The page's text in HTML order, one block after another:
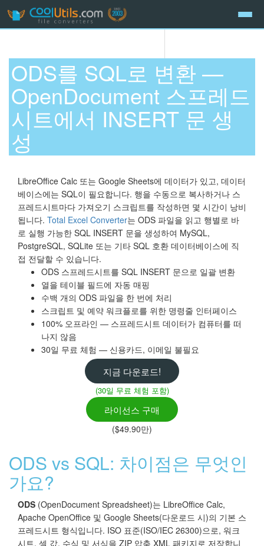
ODS를 SQL로 변환 —
OpenDocument 스프레드
시트에서 INSERT 문 생
성
LibreOffice Calc 또는 Google Sheets에 데이터가 있고, 데이터
베이스에는 SQL이 필요합니다. 행을 수동으로 복사하거나 스
프레드시트마다 가져오기 스크립트를 작성하면 몇 시간이 낭비
됩니다. Total Excel Converter는 ODS 파일을 읽고 행별로 바
로 실행 가능한 SQL INSERT 문을 생성하여 MySQL,
PostgreSQL, SQLite 또는 기타 SQL 호환 데이터베이스에 직
접 전달할 수 있습니다.
ODS 스프레드시트를 SQL INSERT 문으로 일괄 변환
열을 테이블 필드에 자동 매핑
수백 개의 ODS 파일을 한 번에 처리
스크립트 및 예약 워크플로를 위한 명령줄 인터페이스
100% 오프라인 — 스프레드시트 데이터가 컴퓨터를 떠
나지 않음
30일 무료 체험 — 신용카드, 이메일 불필요
지금 다운로드!
(30일 무료 체험 포함)
라이선스 구매
($49.90만)
ODS vs SQL: 차이점은 무엇인
가요?
ODS (OpenDocument Spreadsheet)는 LibreOffice Calc,
Apache OpenOffice 및 Google Sheets(다운로드 시)의 기본 스
프레드시트 형식입니다. ISO 표준(ISO/IEC 26300)으로, 워크
시트, 셀 값, 수식 및 서식을 ZIP 압축 XML 패키지로 저장합니